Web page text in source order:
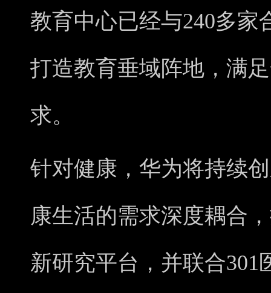
教育中心已经与240多家
打造教育垂域阵地，满
求。
针对健康，华为将持续
康生活的需求深度耦合
新研究平台，并联合